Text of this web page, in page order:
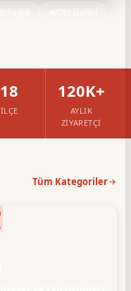
Sağlık
Oto Galeri
18
İLÇE
120K+
AYLIK
ZIYARETÇI
Tüm Kategoriler